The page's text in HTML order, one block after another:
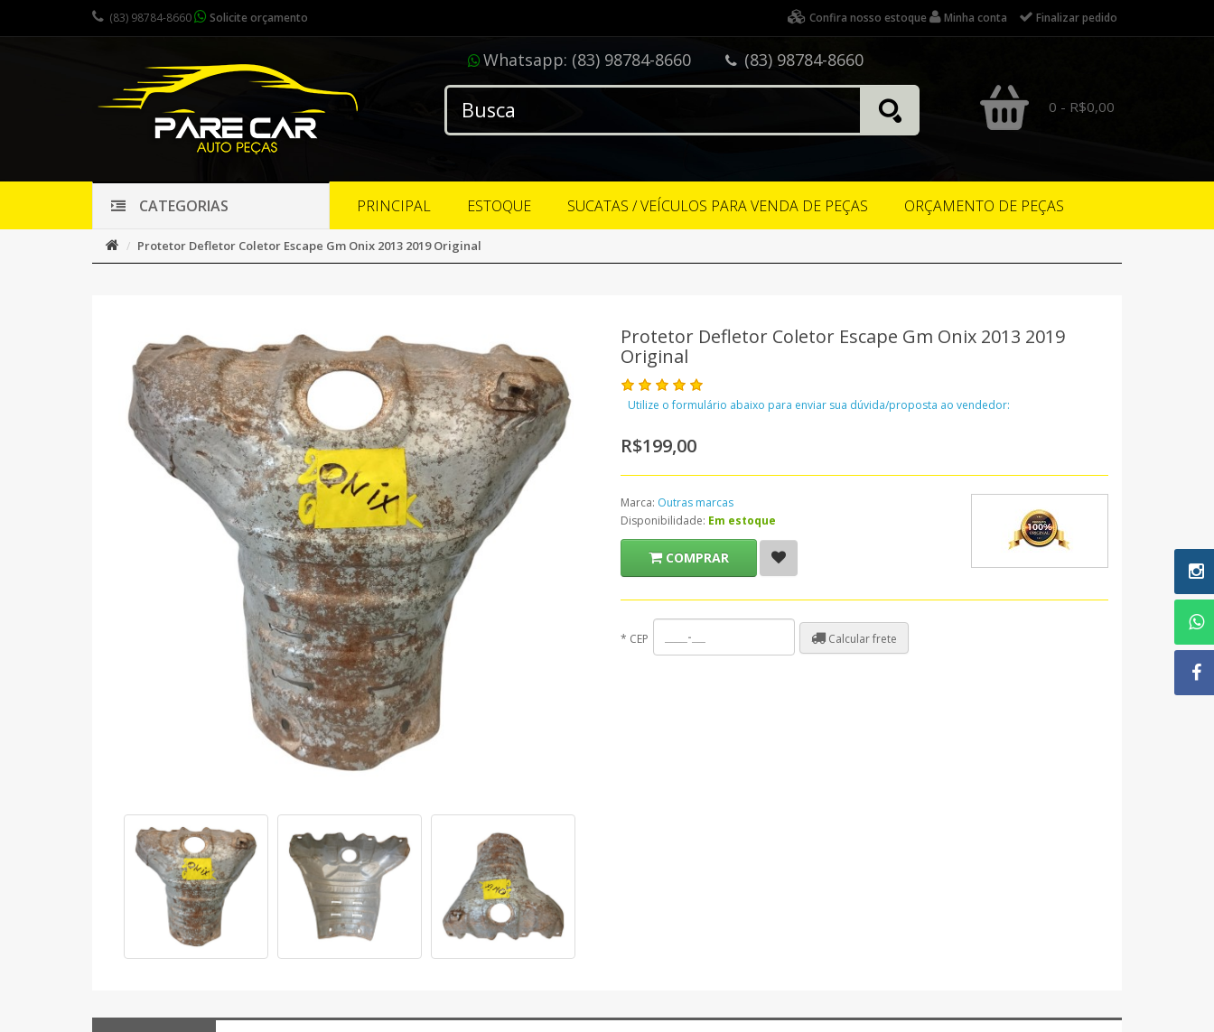
(83) 98784-8660 Solicite orçamento Confira nosso estoque Minha conta Finalizar pedido
Whatsapp: (83) 98784-8660 (83) 98784-8660
0 - R$0,00
CATEGORIAS PRINCIPAL ESTOQUE SUCATAS / VEÍCULOS PARA VENDA DE PEÇAS ORÇAMENTO DE PEÇAS
Protetor Defletor Coletor Escape Gm Onix 2013 2019 Original
Protetor Defletor Coletor Escape Gm Onix 2013 2019
Original
Utilize o formulário abaixo para enviar sua dúvida/proposta ao vendedor:
R$199,00
Marca: Outras marcas
Disponibilidade: Em estoque
COMPRAR
* CEP Calcular frete